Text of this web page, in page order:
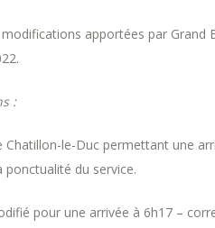
apportées par
:
le-Duc permettant une
du service.
pour une arrivée à 6h17 –